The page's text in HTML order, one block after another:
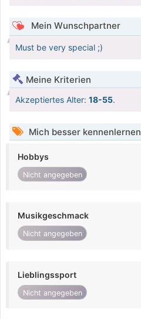
Mein Wunschpartner
Must be very special ;)
Meine Kriterien
Akzeptiertes Alter: 18-55.
Mich besser kennenlernen
Hobbys
Nicht angegeben
Musikgeschmack
Nicht angegeben
Lieblingssport
Nicht angegeben